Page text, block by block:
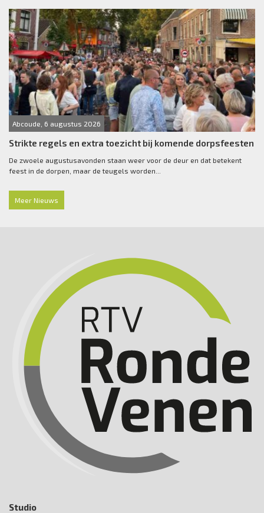
Abcoude, 6 augustus 2026
Strikte regels en extra toezicht bij komende dorpsfeesten
De zwoele augustusavonden staan weer voor de deur en dat betekent
feest in de dorpen, maar de teugels worden...
Meer Nieuws
Studio